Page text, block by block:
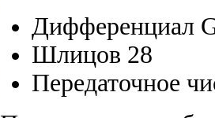
Дифференциал
Шлицов 28
Передаточное